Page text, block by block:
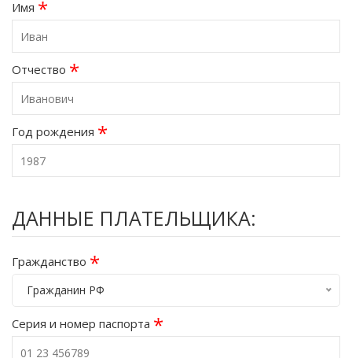
Имя *
Отчество *
Год рождения *
ДАННЫЕ ПЛАТЕЛЬЩИКА:
Гражданство *
Гражданин РФ
Серия и номер паспорта *